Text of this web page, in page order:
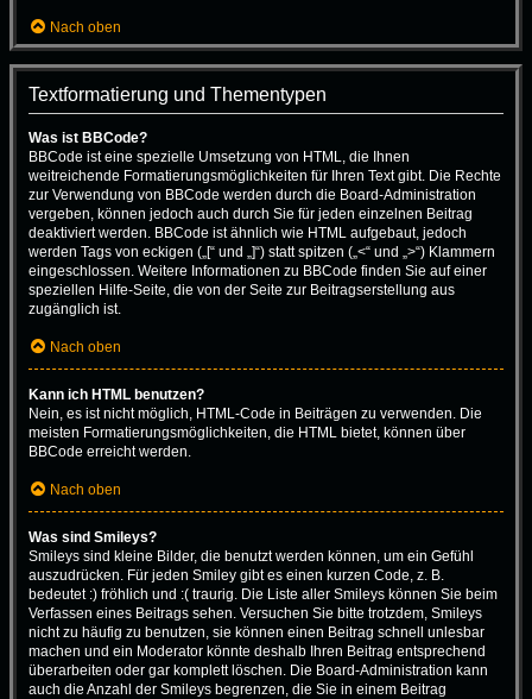
Nach oben
Textformatierung und Thementypen
Was ist BBCode?
BBCode ist eine spezielle Umsetzung von HTML, die Ihnen
weitreichende Formatierungsmöglichkeiten für Ihren Text gibt. Die Rechte
zur Verwendung von BBCode werden durch die Board-Administration
vergeben, können jedoch auch durch Sie für jeden einzelnen Beitrag
deaktiviert werden. BBCode ist ähnlich wie HTML aufgebaut, jedoch
werden Tags von eckigen („[“ und „]“) statt spitzen („<“ und „>“) Klammern
eingeschlossen. Weitere Informationen zu BBCode finden Sie auf einer
speziellen Hilfe-Seite, die von der Seite zur Beitragserstellung aus
zugänglich ist.
Nach oben
Kann ich HTML benutzen?
Nein, es ist nicht möglich, HTML-Code in Beiträgen zu verwenden. Die
meisten Formatierungsmöglichkeiten, die HTML bietet, können über
BBCode erreicht werden.
Nach oben
Was sind Smileys?
Smileys sind kleine Bilder, die benutzt werden können, um ein Gefühl
auszudrücken. Für jeden Smiley gibt es einen kurzen Code, z. B.
bedeutet :) fröhlich und :( traurig. Die Liste aller Smileys können Sie beim
Verfassen eines Beitrags sehen. Versuchen Sie bitte trotzdem, Smileys
nicht zu häufig zu benutzen, sie können einen Beitrag schnell unlesbar
machen und ein Moderator könnte deshalb Ihren Beitrag entsprechend
überarbeiten oder gar komplett löschen. Die Board-Administration kann
auch die Anzahl der Smileys begrenzen, die Sie in einem Beitrag